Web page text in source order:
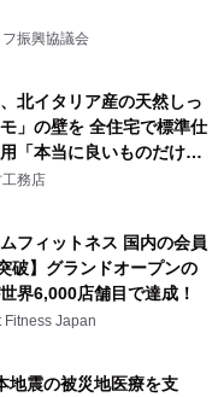
振興協議会
北イタリア産の天然しっ
」の壁を 全住宅で標準仕
「本当に良いものだけに
務店
ムフィットネス 国内の会員
破】グランドオープンの
界6,000店舗目で達成！
Fitness Japan
地震の被災地医療を支